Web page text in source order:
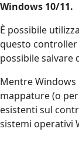
Windows 10/11.
È possibile
questo
possibile salvare
Mentre Windows
mappature (o
esistenti sul
sistemi operativi